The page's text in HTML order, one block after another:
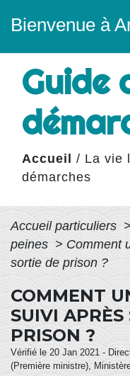
Bienvenue à
Guide
Accueil / La vie
démarches
Accueil particuliers >
peines > Comment
sortie de prison ?
COMMENT
SUIVI APRÈS
PRISON ?
Vérifié le 20 Jan 2021 -
(Première ministre),